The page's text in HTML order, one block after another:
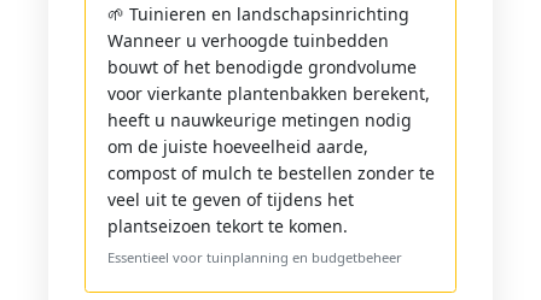
🌱 Tuinieren en landschapsinrichting
Wanneer u verhoogde tuinbedden
bouwt of het benodigde grondvolume
voor vierkante plantenbakken berekent,
heeft u nauwkeurige metingen nodig
om de juiste hoeveelheid aarde,
compost of mulch te bestellen zonder te
veel uit te geven of tijdens het
plantseizoen tekort te komen.
Essentieel voor tuinplanning en budgetbeheer